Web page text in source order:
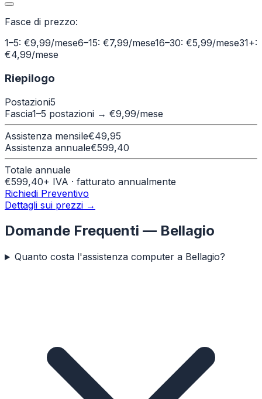
Fasce di prezzo:
1–5: €9,99/mese6–15: €7,99/mese16–30: €5,99/mese31+:
€4,99/mese
Riepilogo
Postazioni5
Fascia1–5 postazioni → €9,99/mese
Assistenza mensile€49,95
Assistenza annuale€599,40
Totale annuale
€599,40+ IVA · fatturato annualmente
Richiedi Preventivo
Dettagli sui prezzi →
Domande Frequenti — Bellagio
Quanto costa l'assistenza computer a Bellagio?